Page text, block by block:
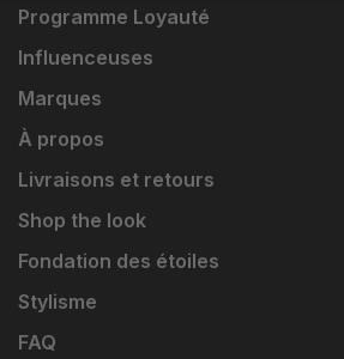
Programme Loyauté
Influenceuses
Marques
À propos
Livraisons et retours
Shop the look
Fondation des étoiles
Stylisme
FAQ